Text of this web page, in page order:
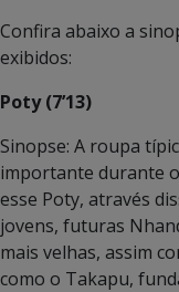
Confira abaixo a
exibidos:
Poty (7’13)
Sinopse: A roupa
importante durante
esse Poty, através
jovens, futuras
mais velhas, assim
como o Takapu,